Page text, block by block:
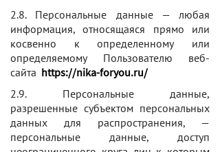
2.8. Персональные данные — любая
информация, относящаяся прямо или
косвенно к определенному или
определяемому Пользователю веб-
сайта https://nika-foryou.ru/
2.9. Персональные данные,
разрешенные субъектом персональных
данных для распространения, —
персональные данные, доступ